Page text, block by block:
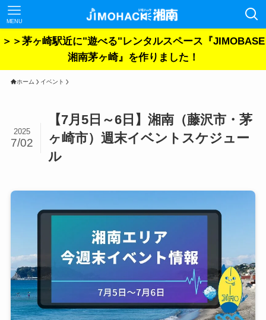
MENU
＞＞茅ヶ崎駅近に"遊べる"レンタルスペース『JIMOBASE
湘南茅ヶ崎』を作りました！
ホーム イベント
【7月5日～6日】湘南（藤沢市・茅
ヶ崎市）週末イベントスケジュー
ル
2025
7/02